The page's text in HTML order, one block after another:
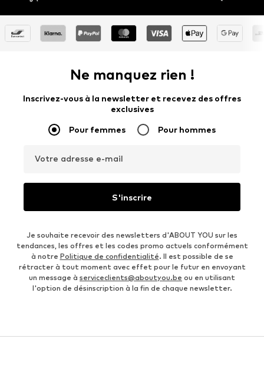
Ne manquez rien !
Inscrivez-vous à la newsletter et recevez des offres
exclusives
Pour femmes Pour hommes
Votre adresse e-mail
S'inscrire
Je souhaite recevoir des newsletters d'ABOUT YOU sur les
tendances, les offres et les codes promo actuels conformément
à notre Politique de confidentialité. Il est possible de se
rétracter à tout moment avec effet pour le futur en envoyant
un message à serviceclients@aboutyou.be ou en utilisant
l'option de désinscription à la fin de chaque newsletter.